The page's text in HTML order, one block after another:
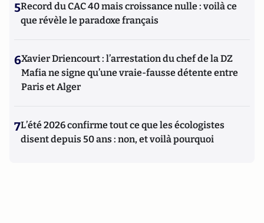
5Record du CAC 40 mais croissance nulle : voilà ce
que révèle le paradoxe français
6Xavier Driencourt : l’arrestation du chef de la DZ
Mafia ne signe qu’une vraie-fausse détente entre
Paris et Alger
7L’été 2026 confirme tout ce que les écologistes
disent depuis 50 ans : non, et voilà pourquoi